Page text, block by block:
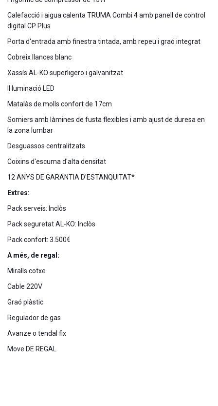
Calefacció i aigua calenta TRUMA Combi 4 amb panell de control
digital CP Plus
Porta d'entrada amb finestra tintada, amb repeu i graó integrat
Cobreix llances blanc
Xassís AL-KO superligero i galvanitzat
Il·luminació LED
Matalàs de molls confort de 17cm
Somiers amb làmines de fusta flexibles i amb ajust de duresa en
la zona lumbar
Desguassos centralitzats
Coixins d'escuma d'alta densitat
12 ANYS DE GARANTIA D'ESTANQUITAT*
Extres:
Pack serveis: Inclòs
Pack seguretat AL-KO: Inclòs
Pack confort: 3.500€
A més, de regal:
Miralls cotxe
Cable 220V
Graó plàstic
Regulador de gas
Avanze o tendal fix
Move DE REGAL